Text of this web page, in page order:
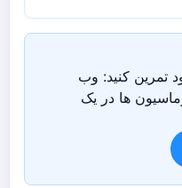
تمرین کنید: وب
ها در یک